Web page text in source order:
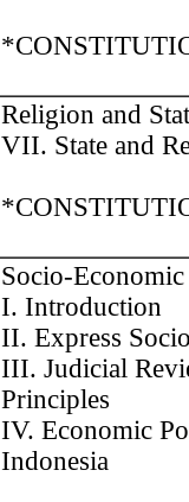
Religion and
VII. State and
Socio-
I. Introduction
II. Express
III. Judicial
Principles
IV. Economic
Indonesia